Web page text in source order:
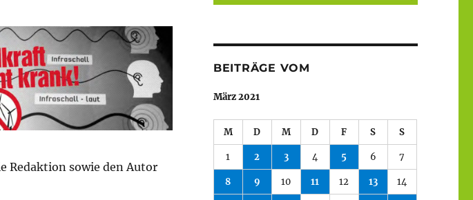
Redaktion sowie den Autor
BEITRÄGE VOM
März 2021
M D M D F S S
1 2 3 4 5 6 7
8 9 10 11 12 13 14